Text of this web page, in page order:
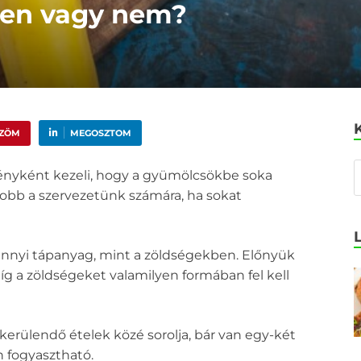
vagy nem?
MEGOSZTOM
kezeli, hogy a gyümölcsökbe soka
a szervezetünk számára, ha sokat
tápanyag, mint a zöldségekben. Előnyük
a zöldségeket valamilyen formában fel kell
ételek közé sorolja, bár van egy-két
fogyasztható.